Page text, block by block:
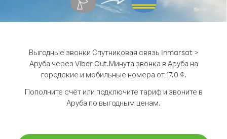
Выгодные звонки Спутниковая связь Inmarsat >
Аруба через Viber Out.Минута звонка в Аруба на
городские и мобильные номера от 17.0 ¢.
Пополните счёт или подключите тариф и звоните в
Аруба по выгодным ценам.